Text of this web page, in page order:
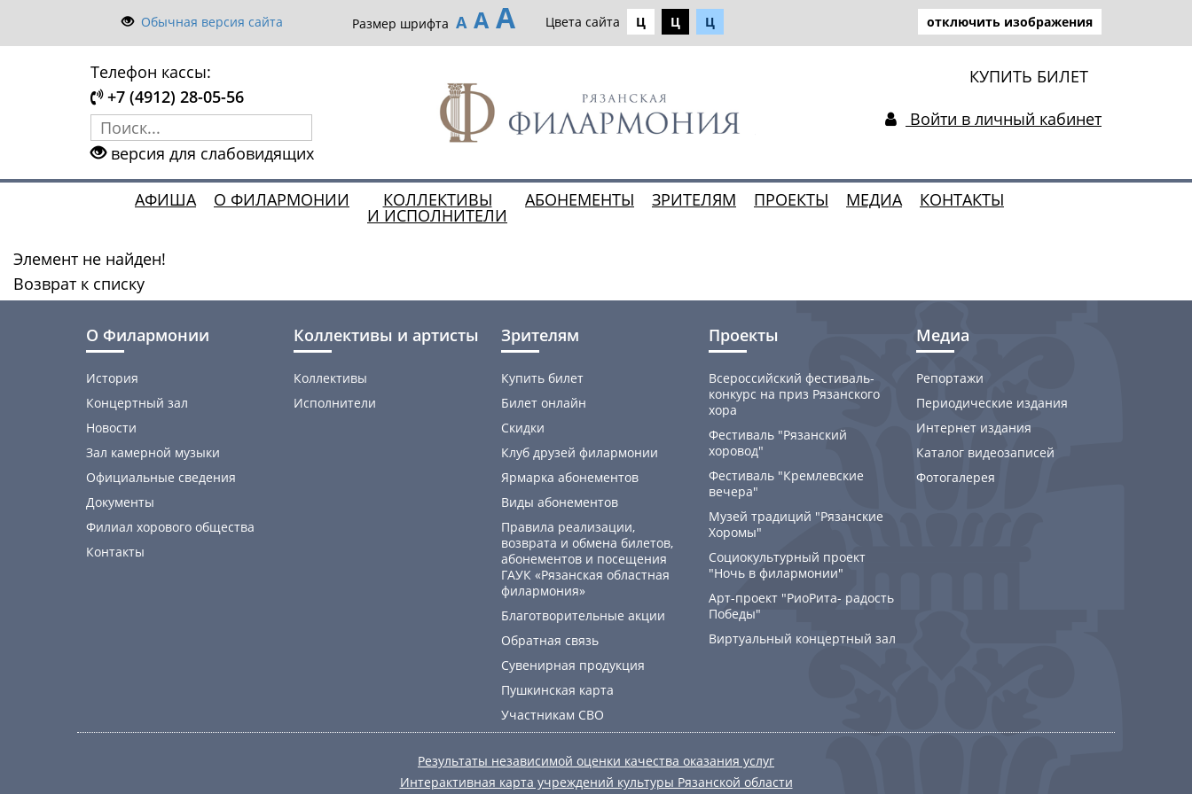
Обычная версия сайта Размер шрифта А А А Цвета сайта Ц Ц Ц отключить изображения
Телефон кассы:
+7 (4912) 28-05-56
версия для слабовидящих
КУПИТЬ БИЛЕТ
Войти в личный кабинет
АФИША О ФИЛАРМОНИИ КОЛЛЕКТИВЫ
И ИСПОЛНИТЕЛИ
АБОНЕМЕНТЫ ЗРИТЕЛЯМ ПРОЕКТЫ МЕДИА КОНТАКТЫ
Элемент не найден!
Возврат к списку
О Филармонии
История
Концертный зал
Новости
Зал камерной музыки
Официальные сведения
Документы
Филиал хорового общества
Контакты
Коллективы и артисты
Коллективы
Исполнители
Зрителям
Купить билет
Билет онлайн
Скидки
Клуб друзей филармонии
Ярмарка абонементов
Виды абонементов
Правила реализации,
возврата и обмена билетов,
абонементов и посещения
ГАУК «Рязанская областная
филармония»
Благотворительные акции
Обратная связь
Сувенирная продукция
Пушкинская карта
Участникам СВО
Проекты
Всероссийский фестиваль-
конкурс на приз Рязанского
хора
Фестиваль "Рязанский
хоровод"
Фестиваль "Кремлевские
вечера"
Музей традиций "Рязанские
Хоромы"
Социокультурный проект
"Ночь в филармонии"
Арт-проект "РиоРита- радость
Победы"
Виртуальный концертный зал
Медиа
Репортажи
Периодические издания
Интернет издания
Каталог видеозаписей
Фотогалерея
Результаты независимой оценки качества оказания услуг
Интерактивная карта учреждений культуры Рязанской области